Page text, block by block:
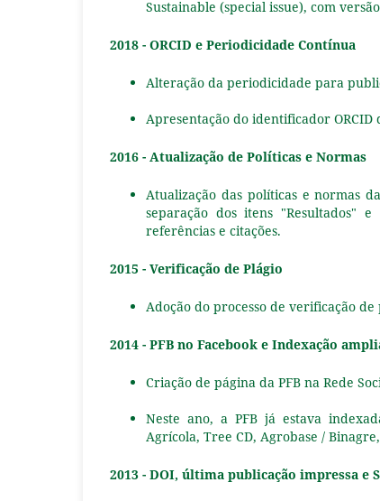
Sustainable (special issue), com
2018 - ORCID e Periodicidade Contínua
Alteração da periodicidade para
Apresentação do identificador ORCID
2016 - Atualização de Políticas e Normas
Atualização das políticas e normas
separação dos itens "Resultados"
referências e citações.
2015 - Verificação de Plágio
Adoção do processo de verificação
2014 - PFB no Facebook e Indexação
Criação de página da PFB na Rede
Neste ano, a PFB já estava
Agrícola, Tree CD, Agrobase /
2013 - DOI, última publicação impressa e